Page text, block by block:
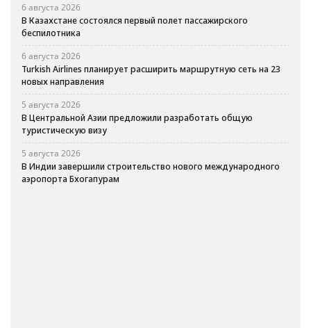
6 августа 2026
В Казахстане состоялся первый полет пассажирского
беспилотника
6 августа 2026
Turkish Airlines планирует расширить маршрутную сеть на 23
новых направления
5 августа 2026
В Центральной Азии предложили разработать общую
туристическую визу
5 августа 2026
В Индии завершили строительство нового международного
аэропорта Бхогапурам